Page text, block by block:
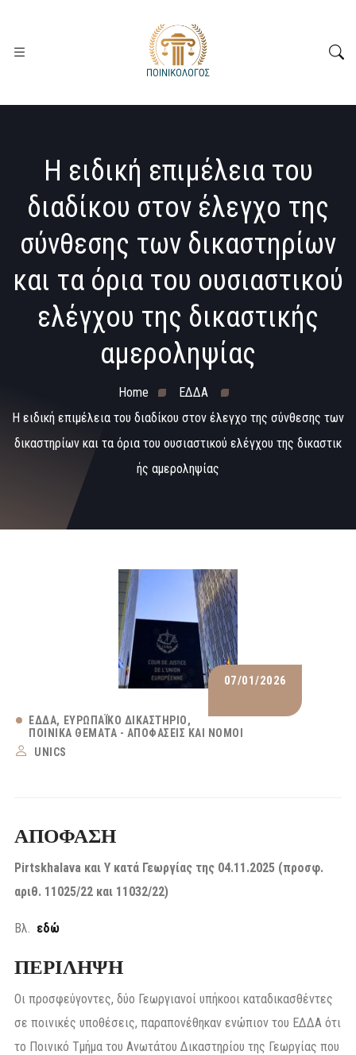
Η ειδική επιμέλεια του
διαδίκου στον έλεγχο της
σύνθεσης των δικαστηρίων
και τα όρια του ουσιαστικού
ελέγχου της δικαστικής
αμεροληψίας
Home
ΕΔΔΑ
Η ειδική επιμέλεια του διαδίκου στον έλεγχο της σύνθεσης των
δικαστηρίων και τα όρια του ουσιαστικού ελέγχου της δικαστικ
ής αμεροληψίας
07/01/2026
ΕΔΔΑ
ΕΥΡΩΠΑΪΚΌ ΔΙΚΑΣΤΉΡΙΟ
ΠΟΙΝΙΚΆ ΘΈΜΑΤΑ - ΑΠΟΦΆΣΕΙΣ ΚΑΙ ΝΌΜΟΙ
UNICS
ΑΠΟΦΑΣΗ
Pirtskhalava και Y κατά Γεωργίας της 04.11.2025 (προσφ.
αριθ. 11025/22 και 11032/22)
Βλ. εδώ
ΠΕΡΙΛΗΨΗ
Οι προσφεύγοντες, δύο Γεωργιανοί υπήκοοι καταδικασθέντες
σε ποινικές υποθέσεις, παραπονέθηκαν ενώπιον του ΕΔΔΑ ότι
το Ποινικό Τμήμα του Ανωτάτου Δικαστηρίου της Γεωργίας που